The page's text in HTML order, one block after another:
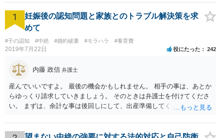
1
妊娠後の認知問題と家族とのトラブル解決策を求
めて
#子の認知 #中絶 #婚約破棄 #モラハラ #養育費
2019年7月22日 役にたった 242
内藤 政信 弁護士
産んでいいですよ。 最後の機会かもしれません。 相手の事は、あとか
らゆっくり請求していきましょう。 そのときは弁護士を付けてくださ
い。 まずは、余計な事は後回しにして、出産準備してください。